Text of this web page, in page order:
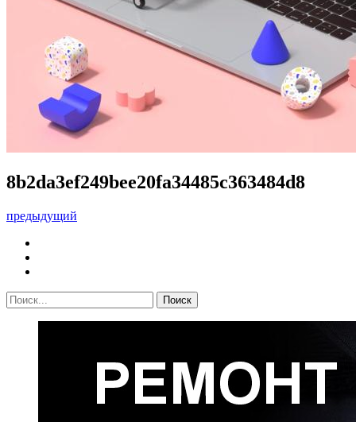
8b2da3ef249bee20fa34485c363484d8
предыдущий